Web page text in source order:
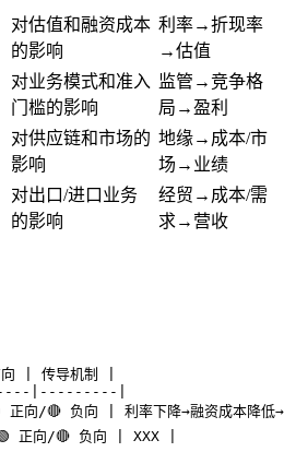
对估值和融资成本
的影响
利率→折现率
→估值
对业务模式和准入
门槛的影响
监管→竞争格
局→盈利
对供应链和市场的
影响
地缘→成本/市
场→业绩
对出口/进口业务
的影响
经贸→成本/需
求→营收
| 传导机制 |
|---------|
向/🔴 负向 | 利率下降→融资成本降低
正向/🔴 负向 | XXX |